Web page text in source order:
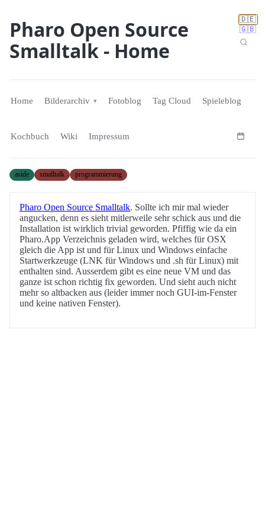
🇩🇪
🇬🇧
Pharo Open Source
Smalltalk - Home
Home Bilderarchiv Fotoblog Tag Cloud Spieleblog
Kochbuch Wiki Impressum
aside smalltalk programmierung
Pharo Open Source Smalltalk. Sollte ich mir mal wieder
angucken, denn es sieht mitlerweile sehr schick aus und die
Installation ist wirklich trivial geworden. Pfiffig wie da ein
Pharo.App Verzeichnis geladen wird, welches für OSX
gleich die App ist und für Linux und Windows einfache
Startwerkzeuge (LNK für Windows und .sh für Linux) mit
enthalten sind. Ausserdem gibt es eine neue VM und das
ganze ist schon richtig fix geworden. Und sieht auch nicht
mehr so altbacken aus (leider immer noch GUI-im-Fenster
und keine nativen Fenster).